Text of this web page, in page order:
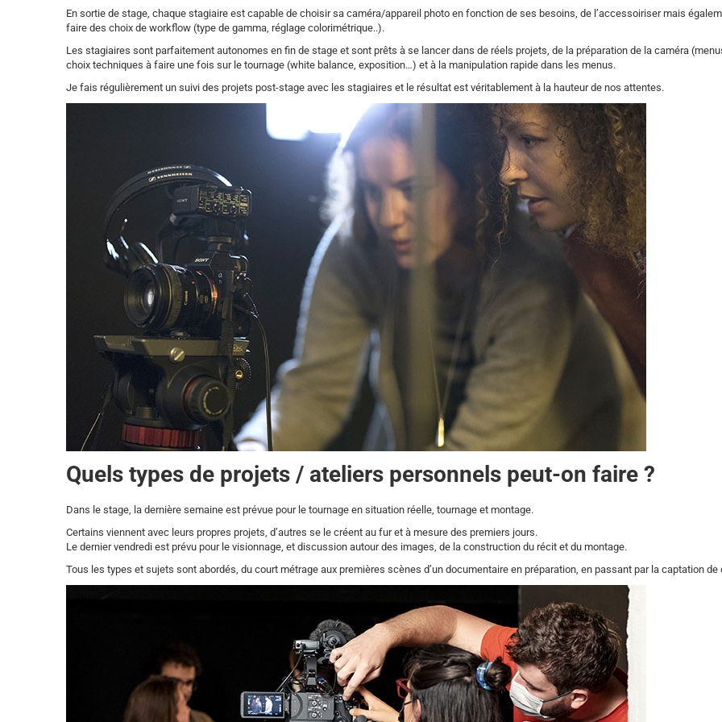
En sortie de stage, chaque stagiaire est capable de choisir sa caméra/appareil photo en fonction de ses besoins, de l’accessoiriser mais
faire des choix de workflow (type de gamma, réglage colorimétrique..).
Les stagiaires sont parfaitement autonomes en fin de stage et sont prêts à se lancer dans de réels projets, de la préparation de la caméra
choix techniques à faire une fois sur le tournage (white balance, exposition…) et à la manipulation rapide dans les menus.
Je fais régulièrement un suivi des projets post-stage avec les stagiaires et le résultat est véritablement à la hauteur de nos attentes.
Quels types de projets / ateliers personnels peut-on faire ?
Dans le stage, la dernière semaine est prévue pour le tournage en situation réelle, tournage et montage.
Certains viennent avec leurs propres projets, d’autres se le créent au fur et à mesure des premiers jours.
Le dernier vendredi est prévu pour le visionnage, et discussion autour des images, de la construction du récit et du montage.
Tous les types et sujets sont abordés, du court métrage aux premières scènes d’un documentaire en préparation, en passant par la captation de